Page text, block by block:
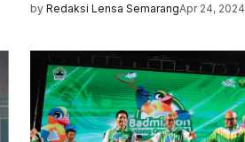
by Redaksi Lensa SemarangApr 24, 2024